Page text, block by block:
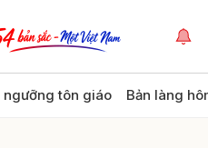
ngưỡng tôn giáo Bản làng